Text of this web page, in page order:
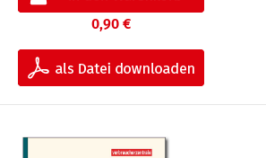
0,90 €